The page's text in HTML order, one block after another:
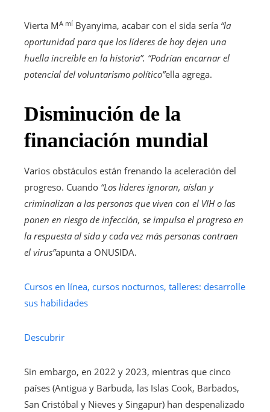
Vierta MA mí Byanyima, acabar con el sida sería “la
oportunidad para que los líderes de hoy dejen una
huella increíble en la historia”. “Podrían encarnar el
potencial del voluntarismo político”ella agrega.
Disminución de la
financiación mundial
Varios obstáculos están frenando la aceleración del
progreso. Cuando “Los líderes ignoran, aíslan y
criminalizan a las personas que viven con el VIH o las
ponen en riesgo de infección, se impulsa el progreso en
la respuesta al sida y cada vez más personas contraen
el virus”apunta a ONUSIDA.
Cursos en línea, cursos nocturnos, talleres: desarrolle
sus habilidades
Descubrir
Sin embargo, en 2022 y 2023, mientras que cinco
países (Antigua y Barbuda, las Islas Cook, Barbados,
San Cristóbal y Nieves y Singapur) han despenalizado